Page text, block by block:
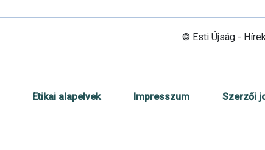
© Esti Újság -
Etikai alapelvek Impresszum Szerzői